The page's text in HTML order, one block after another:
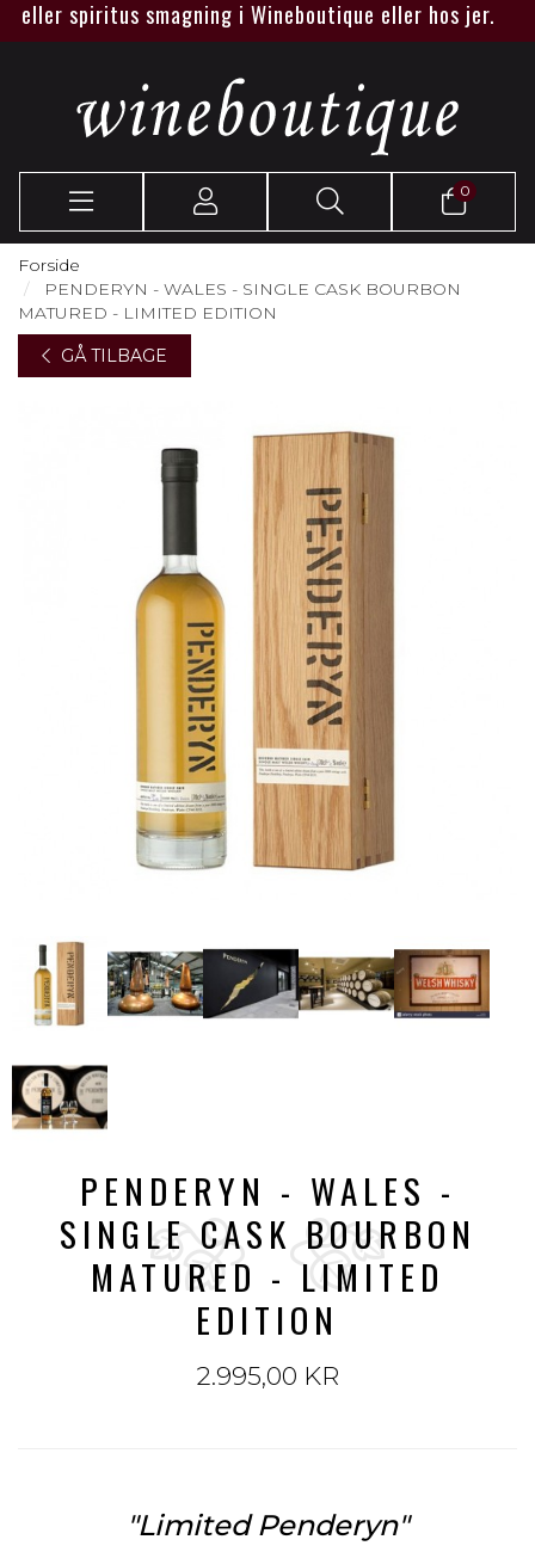
spiritus smagning i Wineboutique eller hos jer.
0
Forside
PENDERYN - WALES - SINGLE CASK BOURBON
MATURED - LIMITED EDITION
GÅ TILBAGE
PENDERYN - WALES -
SINGLE CASK BOURBON
MATURED - LIMITED
EDITION
2.995,00 KR
"Limited Penderyn"